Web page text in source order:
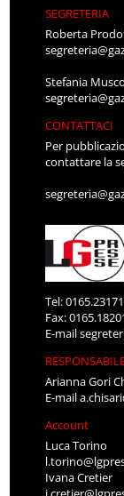
SEGRETERIA
Roberta
Stefania
CONTATTACI
Per
contattare la
Tel:
Fax:
E-mail
Arianna Gori
E-mail
Account
Luca Torino
Ivana Cretier